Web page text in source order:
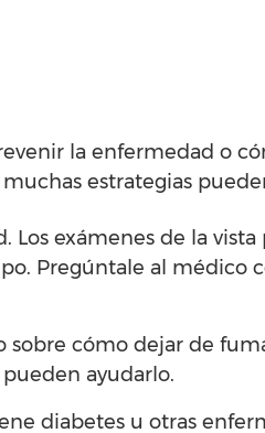
la enfermedad o
estrategias
Los exámenes de la
Pregúntale al médico
cómo dejar de
ayudarlo.
diabetes u otras